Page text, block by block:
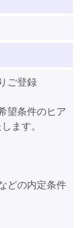
ご登録
望条件のヒア
ます。
どの内定条件